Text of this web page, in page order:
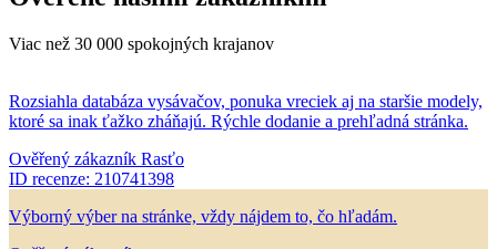
Viac než 30 000 spokojných krajanov
Rozsiahla databáza vysávačov, ponuka vreciek aj na staršie modely,
ktoré sa inak ťažko zháňajú. Rýchle dodanie a prehľadná stránka.
Ověřený zákazník Rasťo
ID recenze: 210741398
Výborný výber na stránke, vždy nájdem to, čo hľadám.